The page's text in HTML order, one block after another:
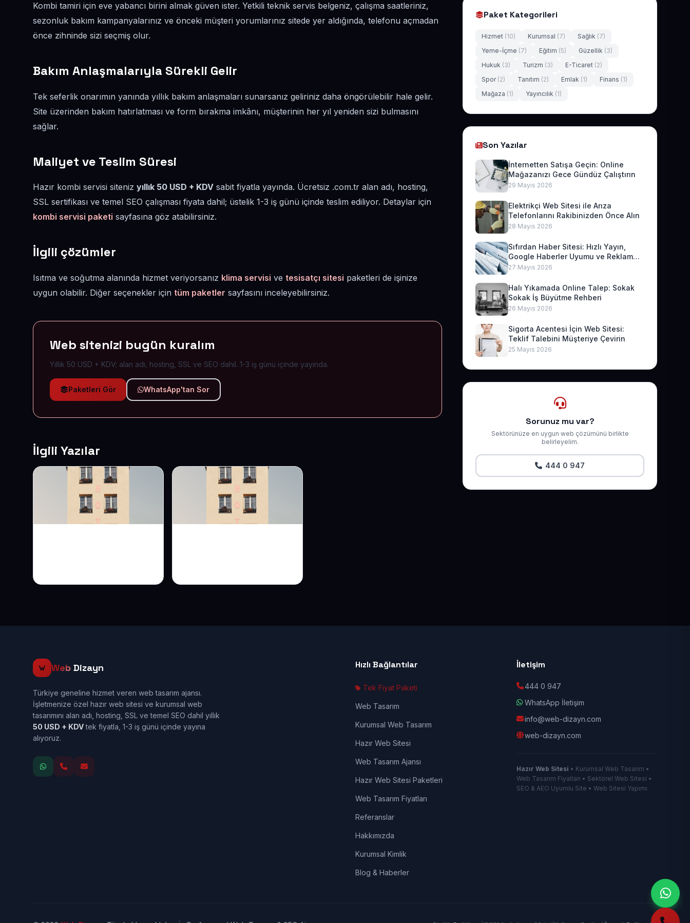
Kombi tamiri için eve yabancı birini almak güven ister. Yetkili teknik servis belgeniz, çalışma saatleriniz,
sezonluk bakım kampanyalarınız ve önceki müşteri yorumlarınız sitede yer aldığında, telefonu açmadan
önce zihninde sizi seçmiş olur.
Bakım Anlaşmalarıyla Sürekli Gelir
Tek seferlik onarımın yanında yıllık bakım anlaşmaları sunarsanız geliriniz daha öngörülebilir hale gelir.
Site üzerinden bakım hatırlatması ve form bırakma imkânı, müşterinin her yıl yeniden sizi bulmasını
sağlar.
Maliyet ve Teslim Süresi
Hazır kombi servisi siteniz yıllık 50 USD + KDV sabit fiyatla yayında. Ücretsiz .com.tr alan adı, hosting,
SSL sertifikası ve temel SEO çalışması fiyata dahil; üstelik 1-3 iş günü içinde teslim ediliyor. Detaylar için
kombi servisi paketi sayfasına göz atabilirsiniz.
İlgili çözümler
Isıtma ve soğutma alanında hizmet veriyorsanız klima servisi ve tesisatçı sitesi paketleri de işinize
uygun olabilir. Diğer seçenekler için tüm paketler sayfasını inceleyebilirsiniz.
Web sitenizi bugün kuralım
Yıllık 50 USD + KDV; alan adı, hosting, SSL ve SEO dahil. 1-3 iş günü içinde yayında.
Paketleri Gör WhatsApp'tan Sor
İlgili Yazılar
Paket Kategorileri
Hizmet (10) Kurumsal (7) Sağlık (7)
Yeme-İçme (7) Eğitim (5) Güzellik (3)
Hukuk (3) Turizm (3) E-Ticaret (2)
Spor (2) Tanıtım (2) Emlak (1) Finans (1)
Mağaza (1) Yayıncılık (1)
Son Yazılar
İnternetten Satışa Geçin: Online
Mağazanızı Gece Gündüz Çalıştırın
29 Mayıs 2026
Elektrikçi Web Sitesi ile Arıza
Telefonlarını Rakibinizden Önce Alın
28 Mayıs 2026
Sıfırdan Haber Sitesi: Hızlı Yayın,
Google Haberler Uyumu ve Reklam
Geliri
27 Mayıs 2026
Halı Yıkamada Online Talep: Sokak
Sokak İş Büyütme Rehberi
26 Mayıs 2026
Sigorta Acentesi İçin Web Sitesi:
Teklif Talebini Müşteriye Çevirin
25 Mayıs 2026
Sorunuz mu var?
Sektörünüze en uygun web çözümünü birlikte
belirleyelim.
444 0 947
Web Dizayn
Türkiye geneline hizmet veren web tasarım ajansı.
İşletmenize özel hazır web sitesi ve kurumsal web
tasarımını alan adı, hosting, SSL ve temel SEO dahil yıllık
50 USD + KDVtek fiyatla, 1-3 iş günü içinde yayına
alıyoruz.
Hızlı Bağlantılar
Tek Fiyat Paketi
Web Tasarım
Kurumsal Web Tasarım
Hazır Web Sitesi
Web Tasarım Ajansı
Hazır Web Sitesi Paketleri
Web Tasarım Fiyatları
Referanslar
Hakkımızda
Kurumsal Kimlik
Blog & Haberler
İletişim
444 0 947
WhatsApp İletişim
info@web-dizayn.com
web-dizayn.com
Hazır Web Sitesi • Kurumsal Web Tasarım •
Web Tasarım Fiyatları • Sektörel Web Sitesi •
SEO & AEO Uyumlu Site • Web Sitesi Yapımı